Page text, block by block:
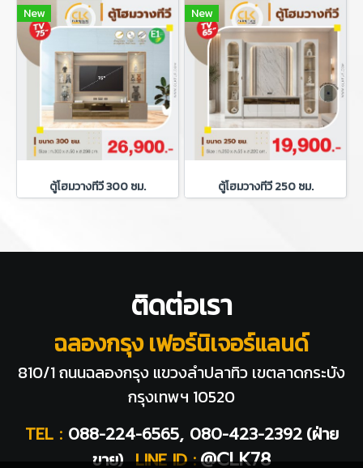
New
ตู้โฮมวางทีวี 300 ซม.
New
ตู้โฮมวางทีวี 250 ซม.
ติดต่อเรา
ฉลองกรุง เฟอร์นิเจอร์แลนด์
810/1 ถนนฉลองกรุง แขวงลำปลาทิว เขตลาดกระบัง
กรุงเทพฯ 10520
TEL : 088-224-6565, 080-423-2392 (ฝ่าย
ขาย) LINE ID : @CLK78